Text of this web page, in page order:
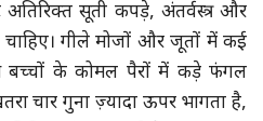
सूती कपड़े, अंतर्वस्त्र और
गीले मोजों और जूतों में कई
बच्चों के कोमल पैरों में कड़े फंगल
चार गुना ज़्यादा ऊपर भागता है,